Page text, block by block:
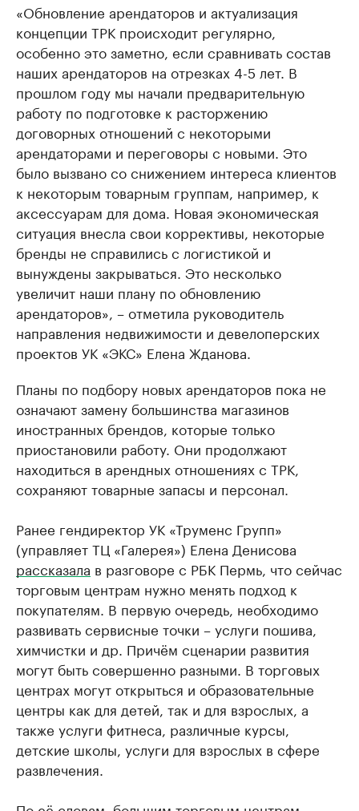
«Обновление арендаторов и актуализация
концепции ТРК происходит регулярно,
особенно это заметно, если сравнивать состав
наших арендаторов на отрезках 4-5 лет. В
прошлом году мы начали предварительную
работу по подготовке к расторжению
договорных отношений с некоторыми
арендаторами и переговоры с новыми. Это
было вызвано со снижением интереса клиентов
к некоторым товарным группам, например, к
аксессуарам для дома. Новая экономическая
ситуация внесла свои коррективы, некоторые
бренды не справились с логистикой и
вынуждены закрываться. Это несколько
увеличит наши плану по обновлению
арендаторов», – отметила руководитель
направления недвижимости и девелоперских
проектов УК «ЭКС» Елена Жданова.
Планы по подбору новых арендаторов пока не
означают замену большинства магазинов
иностранных брендов, которые только
приостановили работу. Они продолжают
находиться в арендных отношениях с ТРК,
сохраняют товарные запасы и персонал.
Ранее гендиректор УК «Труменс Групп»
(управляет ТЦ «Галерея») Елена Денисова
рассказала в разговоре с РБК Пермь, что сейчас
торговым центрам нужно менять подход к
покупателям. В первую очередь, необходимо
развивать сервисные точки – услуги пошива,
химчистки и др. Причём сценарии развития
могут быть совершенно разными. В торговых
центрах могут открыться и образовательные
центры как для детей, так и для взрослых, а
также услуги фитнеса, различные курсы,
детские школы, услуги для взрослых в сфере
развлечения.